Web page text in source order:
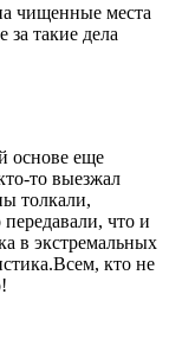
чищенные места
такие дела
основе еще
то выезжал
толкали,
что и
в экстремальных
кто не